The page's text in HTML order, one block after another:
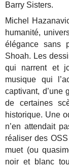
Barry Sisters.
Michel
humanité,
élégance sans
Shoah. Les
qui narrent et
musique qui
captivant, d’une
de certaines
historique. Une
n’en attendait
réaliser des
muet (ou
noir et blanc